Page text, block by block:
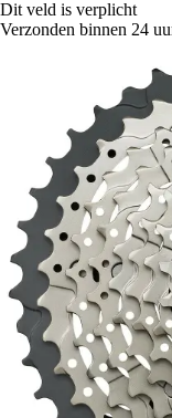
Dit veld is verplicht
Verzonden binnen 24